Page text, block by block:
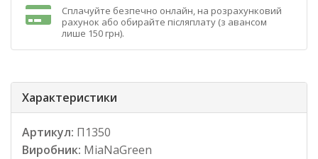
Сплачуйте безпечно онлайн, на розрахунковий
рахунок або обирайте післяплату (з авансом
лише 150 грн).
Характеристики
Артикул: П1350
Виробник: MiaNaGreen